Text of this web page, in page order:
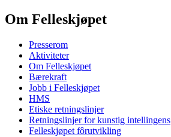
Om Felleskjøpet
Presserom
Aktiviteter
Om Felleskjøpet
Bærekraft
Jobb i Felleskjøpet
HMS
Etiske retningslinjer
Retningslinjer for kunstig intellingens
Felleskjøpet fôrutvikling